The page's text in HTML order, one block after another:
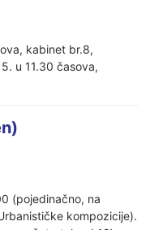
kabinet br.8,
u 11.30 časova,
(pojedinačno, na
kompozicije).